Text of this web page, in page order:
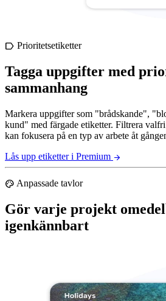
label Prioritetsetiketter
Tagga uppgifter med
sammanhang
Markera uppgifter som "brådskande",
kund" med färgade etiketter. Filtrera
kan fokusera på en typ av arbete åt
Lås upp etiketter i Premium arrow_forward
palette Anpassade tavlor
Gör varje projekt
igenkännbart